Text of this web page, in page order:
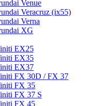
Venue
Veracruz (ix55)
Verna
XG
EX25
EX35
EX37
FX 30D / FX 37
FX 35
FX 37 S
FX 45